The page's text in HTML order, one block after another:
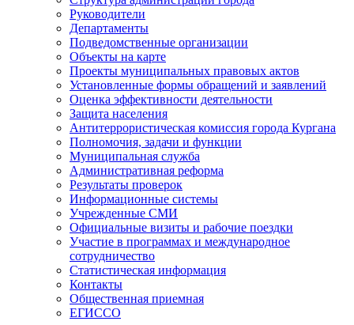
Руководители
Департаменты
Подведомственные организации
Объекты на карте
Проекты муниципальных правовых актов
Установленные формы обращений и заявлений
Оценка эффективности деятельности
Защита населения
Антитеррористическая комиссия города Кургана
Полномочия, задачи и функции
Муниципальная служба
Административная реформа
Результаты проверок
Информационные системы
Учрежденные СМИ
Официальные визиты и рабочие поездки
Участие в программах и международное
сотрудничество
Статистическая информация
Контакты
Общественная приемная
ЕГИССО